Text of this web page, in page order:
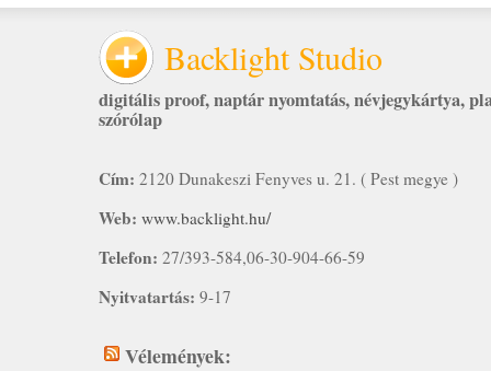
Backlight Studio
digitális proof,naptár nyomtatás,névjegykártya,
szórólap
Cím: 2120 Dunakeszi Fenyves u. 21. ( Pest megye )
Web: www.backlight.hu/
Telefon: 27/393-584,06-30-904-66-59
Nyitvatartás: 9-17
Vélemények: